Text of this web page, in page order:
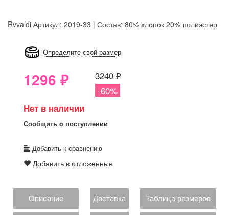
Rvvaldi Артикул: 2019-33 | Состав: 80% хлопок 20% полиэстер
Определите свой размер
1296 ₽
3240 ₽
-60%
Нет в наличии
Сообщить о поступлении
Добавить к сравнению
Добавить в отложенные
Описание Доставка Таблица размеров